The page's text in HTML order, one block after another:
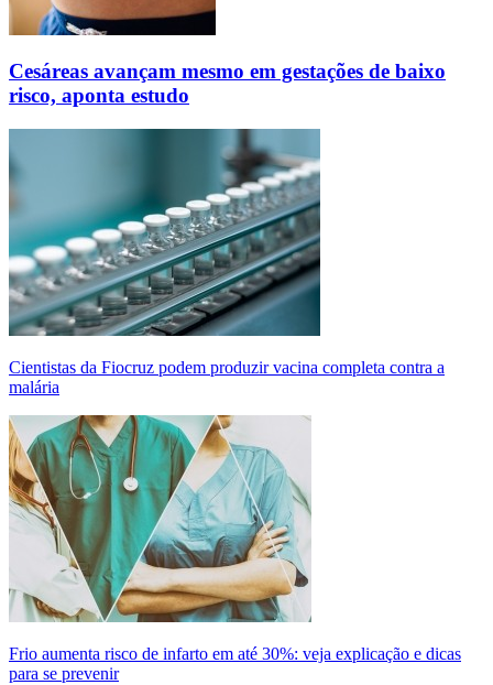
Cesáreas avançam mesmo em gestações de baixo
risco, aponta estudo
Cientistas da Fiocruz podem produzir vacina completa contra a
malária
Frio aumenta risco de infarto em até 30%: veja explicação e dicas
para se prevenir